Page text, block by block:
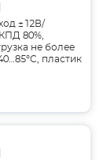
±12В/
80%,
не более
пластик